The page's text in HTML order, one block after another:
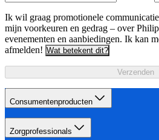
Ik wil graag promotionele
mijn voorkeuren en gedrag – over
evenementen en aanbiedingen. Ik kan
afmelden! Wat betekent dit?
Verzenden
Consumentenproducten
Zorgprofessionals